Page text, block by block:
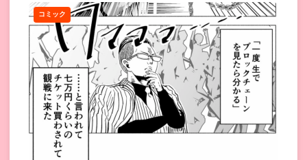
コミック